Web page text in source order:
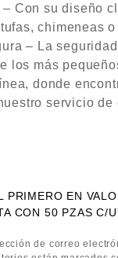
Con su diseño
chimeneas
– La
los más
donde
servicio
PRIMERO EN
CON 50 PZAS C/
de correo